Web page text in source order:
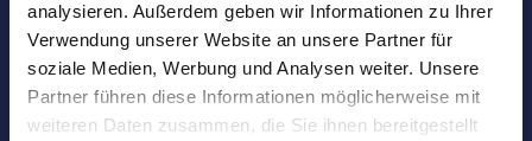
analysieren. Außerdem geben wir Informationen zu Ihrer
Verwendung unserer Website an unsere Partner für
soziale Medien, Werbung und Analysen weiter. Unsere
Partner führen diese Informationen möglicherweise mit
weiteren Daten zusammen, die Sie ihnen bereitgestellt